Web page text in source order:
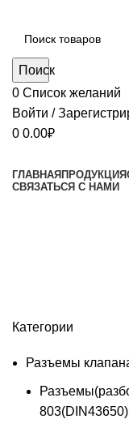
Поиск
0 Список желаний
Войти /
0 0.00₽
ГЛАВНАЯ ПРОДУКЦИЯ
СВЯЗАТЬСЯ С НАМИ
Категории
Разъемы
803(DIN43650)